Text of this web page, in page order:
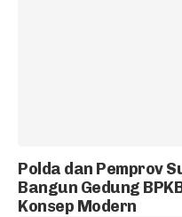
Polda dan Pemprov
Bangun Gedung
Konsep Modern